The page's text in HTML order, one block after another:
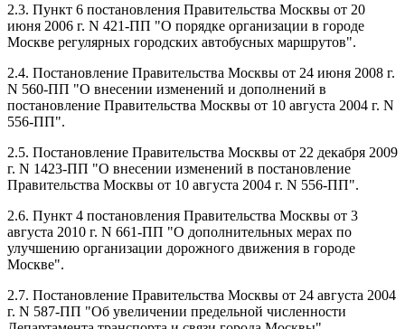
2.3. Пункт 6 постановления Правительства Москвы от 20
июня 2006 г. N 421-ПП "О порядке организации в городе
Москве регулярных городских автобусных маршрутов".
2.4. Постановление Правительства Москвы от 24 июня 2008 г.
N 560-ПП "О внесении изменений и дополнений в
постановление Правительства Москвы от 10 августа 2004 г. N
556-ПП".
2.5. Постановление Правительства Москвы от 22 декабря 2009
г. N 1423-ПП "О внесении изменений в постановление
Правительства Москвы от 10 августа 2004 г. N 556-ПП".
2.6. Пункт 4 постановления Правительства Москвы от 3
августа 2010 г. N 661-ПП "О дополнительных мерах по
улучшению организации дорожного движения в городе
Москве".
2.7. Постановление Правительства Москвы от 24 августа 2004
г. N 587-ПП "Об увеличении предельной численности